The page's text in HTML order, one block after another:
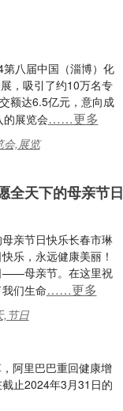
八届中国（淄博）化
，吸引了约10万名专
额达6.5亿元，意向成
展览会……更多
会,展览
全天下的母亲节日
亲节日快乐长春市琳
乐，永远健康美丽！
——母亲节。在这里祝
们生命……更多
,节日
阿里巴巴重回健康增
止2024年3月31日的